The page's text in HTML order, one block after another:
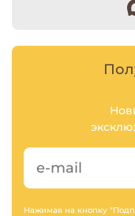
Нажимая на кнопку